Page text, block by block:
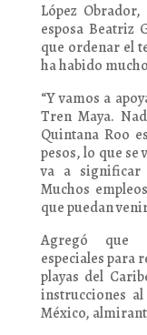
López
esposa Beatriz
que ordenar el
ha habido
“Y vamos a
Tren Maya.
Quintana Roo
pesos, lo que se
va a significar
Muchos
que puedan
Agregó que
especiales para
playas del
instrucciones
México,